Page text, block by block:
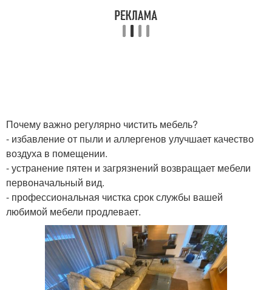
Почему важно регулярно чистить мебель?
- избавление от пыли и аллергенов улучшает качество
воздуха в помещении.
- устранение пятен и загрязнений возвращает мебели
первоначальный вид.
- профессиональная чистка срок службы вашей
любимой мебели продлевает.